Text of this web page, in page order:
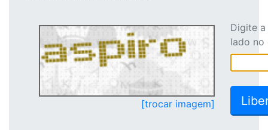
[trocar imagem]
Digite
lado no